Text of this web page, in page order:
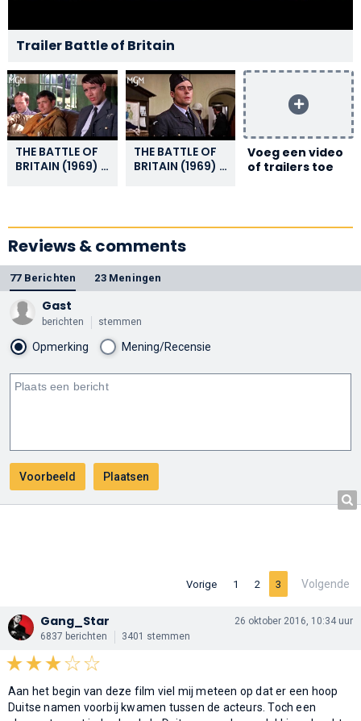
Trailer Battle of Britain
THE BATTLE OF
BRITAIN (1969) |
THE BATTLE OF
BRITAIN (1969) |
MGM
Voeg een video
of trailers toe
Reviews & comments
77 Berichten 23 Meningen
Gast
berichten stemmen
Opmerking Mening/Recensie
Vorige 1 2 3 Volgende
Gang_Star
6837 berichten 3401 stemmen
26 oktober 2016, 10:34 uur
Aan het begin van deze film viel mij meteen op dat er een hoop
Duitse namen voorbij kwamen tussen de acteurs. Toch een